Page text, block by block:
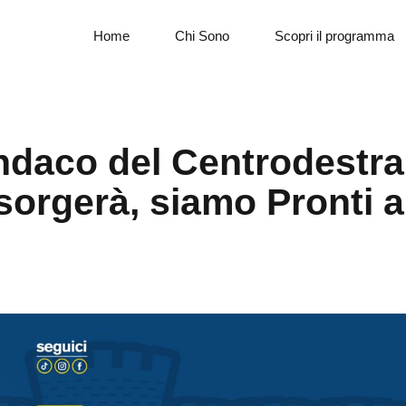
Home Chi Sono Scopri il programma
del
siamo Pronti